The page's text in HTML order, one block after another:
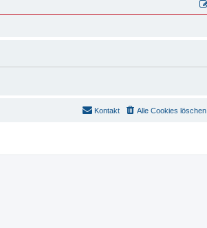
Alle Cookies löschen
Kontakt